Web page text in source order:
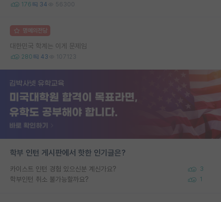
176 34 56300
명예의전당
대한민국 학계는 이게 문제임
280 43 107123
학부 인턴 게시판에서 핫한 인기글은?
카이스트 인턴 경험 있으신분 계신가요? 3
학부인턴 취소 불가능할까요? 1